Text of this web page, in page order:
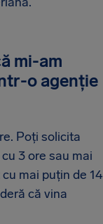
mi-am
o agenție
Poți solicita
3 ore sau mai
mai puțin de 14
că vina